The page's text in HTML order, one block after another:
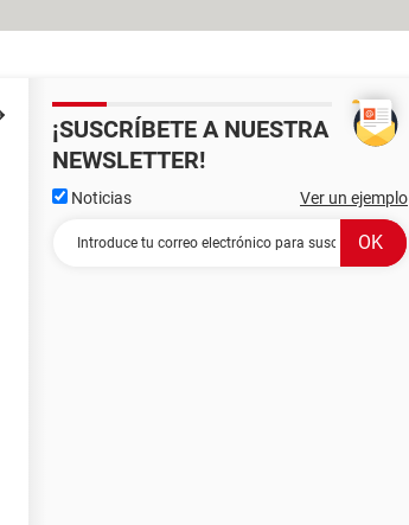
¡SUSCRÍBETE A NUESTRA
NEWSLETTER!
Noticias Ver un ejemplo